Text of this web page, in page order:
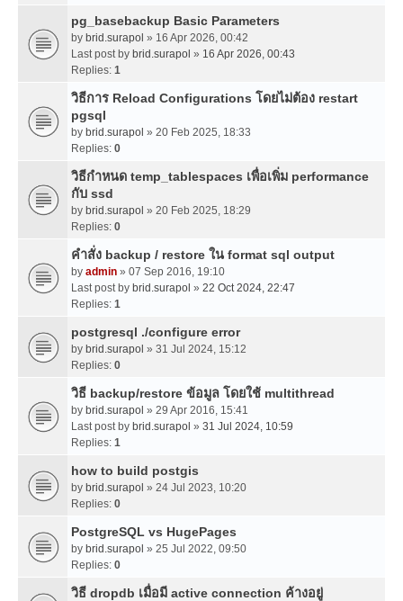
pg_basebackup Basic Parameters
by brid.surapol » 16 Apr 2026, 00:42
Last post by brid.surapol » 16 Apr 2026, 00:43
Replies: 1
วิธีการ Reload Configurations โดยไม่ต้อง restart
pgsql
by brid.surapol » 20 Feb 2025, 18:33
Replies: 0
วิธีกำหนด temp_tablespaces เพื่อเพิ่ม performance
กับ ssd
by brid.surapol » 20 Feb 2025, 18:29
Replies: 0
คำสั่ง backup / restore ใน format sql output
by admin » 07 Sep 2016, 19:10
Last post by brid.surapol » 22 Oct 2024, 22:47
Replies: 1
postgresql ./configure error
by brid.surapol » 31 Jul 2024, 15:12
Replies: 0
วิธี backup/restore ข้อมูล โดยใช้ multithread
by brid.surapol » 29 Apr 2016, 15:41
Last post by brid.surapol » 31 Jul 2024, 10:59
Replies: 1
how to build postgis
by brid.surapol » 24 Jul 2023, 10:20
Replies: 0
PostgreSQL vs HugePages
by brid.surapol » 25 Jul 2022, 09:50
Replies: 0
วิธี dropdb เมื่อมี active connection ค้างอยู่